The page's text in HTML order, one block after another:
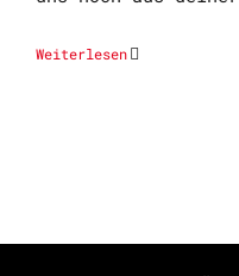
Weiterlesen